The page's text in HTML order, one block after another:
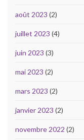
août 2023 (2)
juillet 2023 (4)
juin 2023 (3)
mai 2023 (2)
mars 2023 (2)
janvier 2023 (2)
novembre 2022 (2)